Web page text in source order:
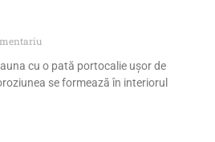
cu o pată portocalie ușor de
se formează în interiorul